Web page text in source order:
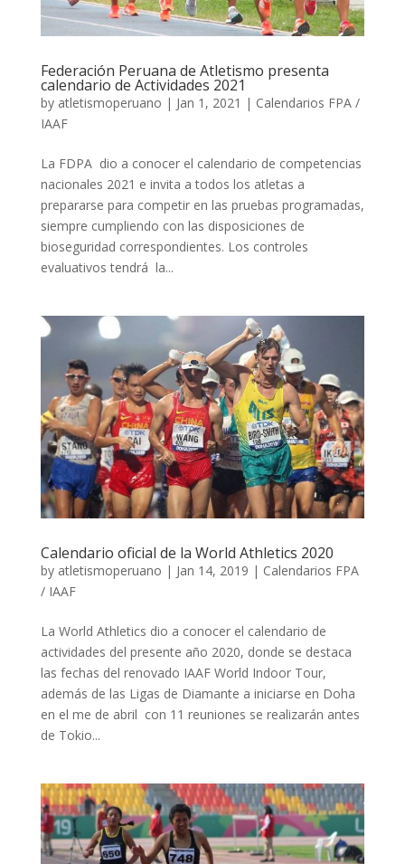
Federación Peruana de Atletismo presenta
calendario de Actividades 2021
by atletismoperuano | Jan 1, 2021 | Calendarios FPA /
IAAF
La FDPA dio a conocer el calendario de competencias
nacionales 2021 e invita a todos los atletas a
prepararse para competir en las pruebas programadas,
siempre cumpliendo con las disposiciones de
bioseguridad correspondientes. Los controles
evaluativos tendrá la...
Calendario oficial de la World Athletics 2020
by atletismoperuano | Jan 14, 2019 | Calendarios FPA
/ IAAF
La World Athletics dio a conocer el calendario de
actividades del presente año 2020, donde se destaca
las fechas del renovado IAAF World Indoor Tour,
además de las Ligas de Diamante a iniciarse en Doha
en el me de abril con 11 reuniones se realizarán antes
de Tokio...